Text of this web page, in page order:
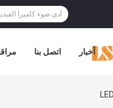
اتصل بنا أخبار